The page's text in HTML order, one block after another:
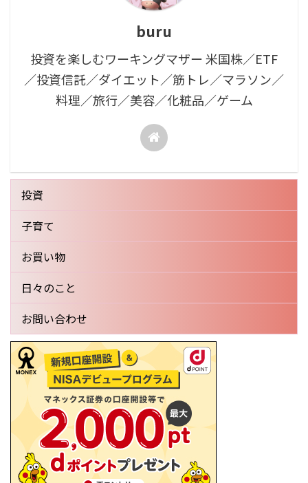
buru
投資を楽しむワーキングマザー 米国株／ETF
／投資信託／ダイエット／筋トレ／マラソン／
料理／旅行／美容／化粧品／ゲーム
投資
子育て
お買い物
日々のこと
お問い合わせ